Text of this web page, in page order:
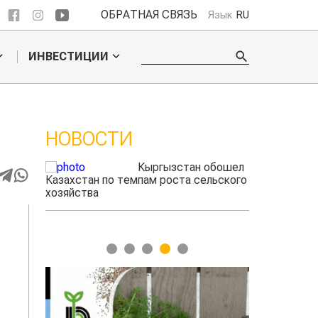
ОБРАТНАЯ СВЯЗЬ Язык RU
ИНВЕСТИЦИИ
НОВОСТИ
Ученые нашли
способ повысить
1 2 3 4 5